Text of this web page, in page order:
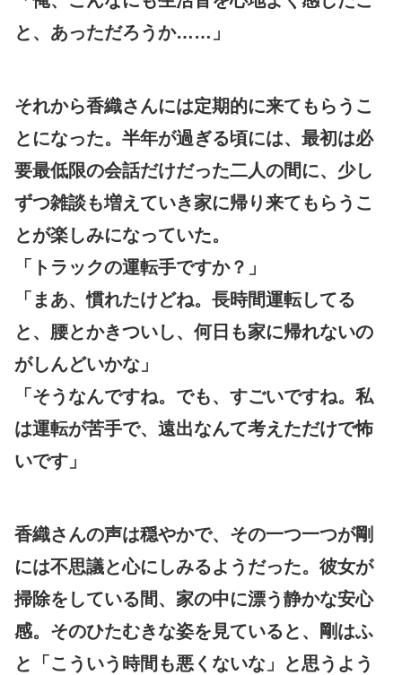
と、あっただろうか……」
それから香織さんには定期的に来てもらうこ
とになった。半年が過ぎる頃には、最初は必
要最低限の会話だけだった二人の間に、少し
ずつ雑談も増えていき家に帰り来てもらうこ
とが楽しみになっていた。
「トラックの運転手ですか？」
「まあ、慣れたけどね。長時間運転してる
と、腰とかきついし、何日も家に帰れないの
がしんどいかな」
「そうなんですね。でも、すごいですね。私
は運転が苦手で、遠出なんて考えただけで怖
いです」
香織さんの声は穏やかで、その一つ一つが剛
には不思議と心にしみるようだった。彼女が
掃除をしている間、家の中に漂う静かな安心
感。そのひたむきな姿を見ていると、剛はふ
と「こういう時間も悪くないな」と思うよう